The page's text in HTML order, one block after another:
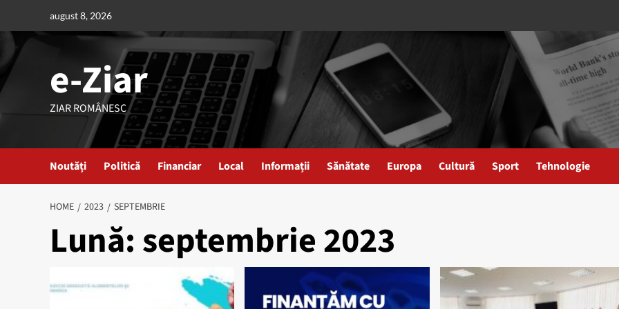
content
august 8, 2026
e-Ziar
ZIAR ROMÂNESC
Noutăți Politică Financiar Local Informații Sănătate Europa Cultură Sport Tehnologie
HOME 2023 SEPTEMBRIE
Lună:septembrie 2023